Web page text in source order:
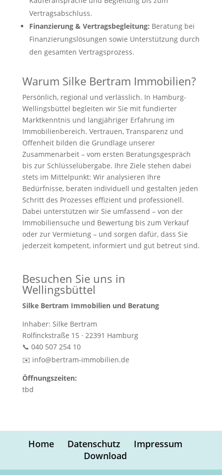
Vertragsabschluss.
Finanzierung & Vertragsbegleitung: Beratung bei
Finanzierungslösungen sowie Unterstützung durch
den gesamten Vertragsprozess.
Warum Silke Bertram Immobilien?
Persönlich, regional und verlässlich. In Hamburg-
Wellingsbüttel begleiten wir Sie mit fundierter
Marktkenntnis und langjähriger Erfahrung im
Immobilienbereich. Vertrauen, Transparenz und
Offenheit bilden die Grundlage unserer
Zusammenarbeit – vom ersten Beratungsgespräch
bis zur Schlüsselübergabe. Ihre Ziele stehen dabei
stets im Mittelpunkt: Wir analysieren Ihre
Bedürfnisse, beraten individuell und gestalten jeden
Schritt des Prozesses effizient und professionell.
Dabei unterstützen wir Sie umfassend – von der
Immobiliensuche und Bewertung bis zum Verkauf
oder zur Vermietung – und sorgen dafür, dass Sie
jederzeit kompetent, informiert und gut betreut sind.
Besuchen Sie uns in
Wellingsbüttel
Silke Bertram Immobilien und Beratung
Inhaber: Silke Bertram
Rolfinckstraße 15 · 22391 Hamburg
📞 040 507 254 10
✉️ info@bertram-immobilien.de
Öffnungszeiten:
tbd
Home Datenschutz
Impressum
Download